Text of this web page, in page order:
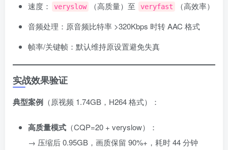
速度： veryslow （高质量）至 veryfast
（高效率）
音频处理：原音频比特率 >320Kbps 时转 AAC 格式
帧率/关键帧：默认维持原设置避免失真
实战效果验证
典型案例 ​（原视频 1.74GB，H264 格式）：
高质量模式 ​（CQP=20 + veryslow）：
→ 压缩后 0.95GB，画质保留 90%+，耗时 44 分钟